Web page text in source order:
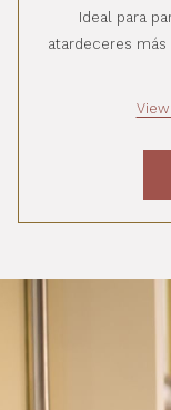
Ideal para
atardeceres